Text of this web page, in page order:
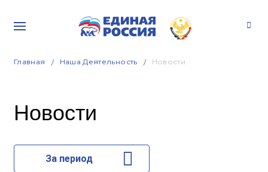
Главная Наша Деятельность Новости
Новости
За период